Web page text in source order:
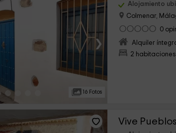
›
16 Fotos
Alojamiento
Colmenar,
0
Alquiler
2 habitaciones
Vive